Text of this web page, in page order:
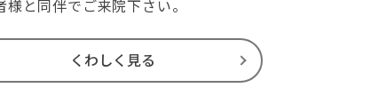
様と同伴でご来院下さい。
くわしく見る